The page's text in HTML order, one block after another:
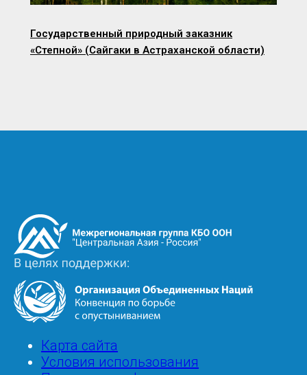
Государственный природный заказник
«Степной» (Сайгаки в Астраханской области)
Image
Image
FooterКарта сайта
Условия использования